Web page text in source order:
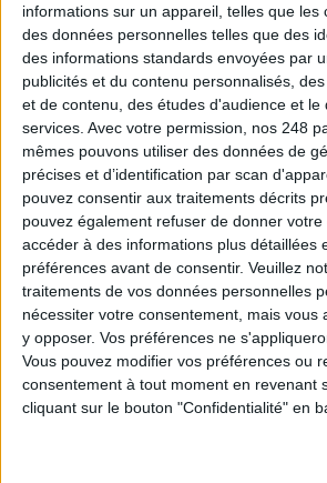
informations sur un appareil, telles que les
des données personnelles telles que des
des informations standards envoyées par
publicités et du contenu personnalisés,
et de contenu, des études d'audience et le
services. Avec votre permission, nos 248
mêmes pouvons utiliser des données de
précises et d’identification par scan
pouvez consentir aux traitements décrits
pouvez également refuser de donner
accéder à des informations plus détaillées
préférences avant de consentir. Veuillez
traitements de vos données personnelles
nécessiter votre consentement, mais vous
y opposer. Vos préférences ne
Vous pouvez modifier vos préférences ou
consentement à tout moment en revenant
cliquant sur le bouton "Confidentialité" en
Les derniers guides :
IA génératives : cas d’usage et
Archivage physique et électronique
outils
Stratégie data : tirez profit de
données
LES DERNIÈRES PARUTIONS